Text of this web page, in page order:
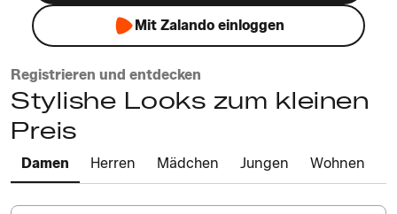
Mit Zalando einloggen
Registrieren und entdecken
Stylishe Looks zum kleinen
Preis
Damen Herren Mädchen Jungen Wohnen